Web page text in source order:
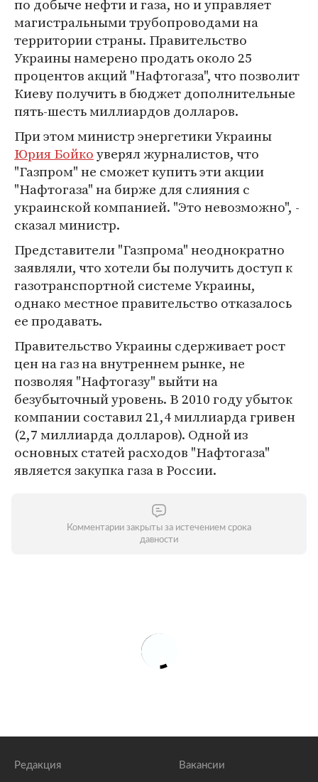
по добыче нефти и газа, но и управляет
магистральными трубопроводами на
территории страны. Правительство
Украины намерено продать около 25
процентов акций "Нафтогаза", что позволит
Киеву получить в бюджет дополнительные
пять-шесть миллиардов долларов.
При этом министр энергетики Украины
Юрия Бойкоуверял журналистов, что
"Газпром" не сможет купить эти акции
"Нафтогаза" на бирже для слияния с
украинской компанией. "Это невозможно", -
сказал министр.
Представители "Газпрома" неоднократно
заявляли, что хотели бы получить доступ к
газотранспортной системе Украины,
однако местное правительство отказалось
ее продавать.
Правительство Украины сдерживает рост
цен на газ на внутреннем рынке, не
позволяя "Нафтогазу" выйти на
безубыточный уровень. В 2010 году убыток
компании составил 21,4 миллиарда гривен
(2,7 миллиарда долларов). Одной из
основных статей расходов "Нафтогаза"
является закупка газа в России.
Комментарии закрыты за истечением срока
давности
Редакция Вакансии